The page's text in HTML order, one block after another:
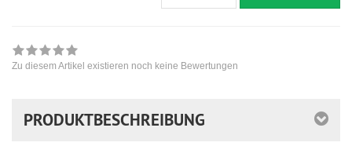
Zu diesem Artikel existieren noch keine Bewertungen
PRODUKTBESCHREIBUNG